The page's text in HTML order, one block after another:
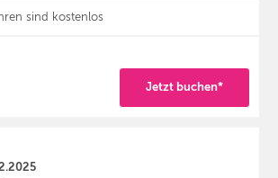
sind kostenlos
Jetzt buchen*